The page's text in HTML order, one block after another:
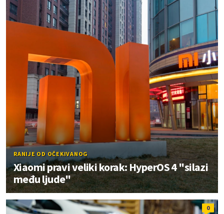
RANIJE OD OČEKIVANOG
Xiaomi pravi veliki korak: HyperOS 4 "silazi
među ljude"
0